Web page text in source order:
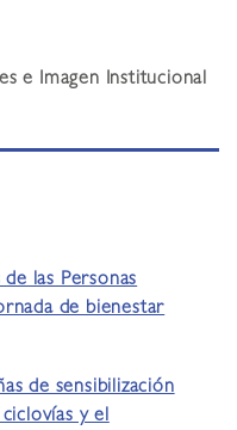
e Imagen Institucional
las Personas
de bienestar
de sensibilización
y el